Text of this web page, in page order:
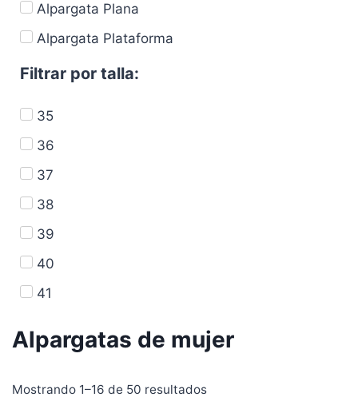
Alpargata Plana
Alpargata Plataforma
Filtrar por talla:
35
36
37
38
39
40
41
Alpargatas de mujer
Mostrando 1–16 de 50 resultados